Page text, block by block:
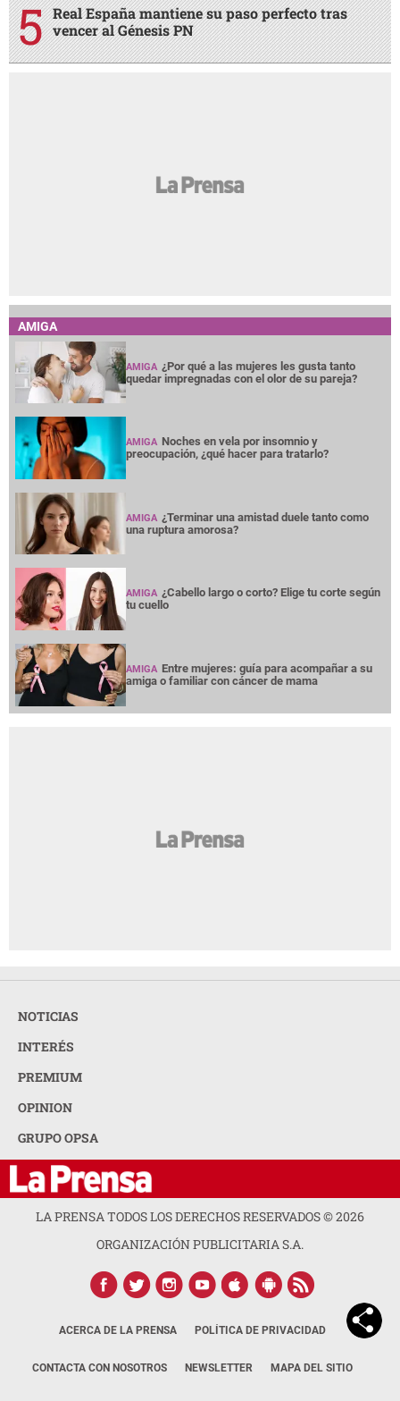
Real España mantiene su paso perfecto tras
vencer al Génesis PN
AMIGA
AMIGA ¿Por qué a las mujeres les gusta tanto
quedar impregnadas con el olor de su pareja?
AMIGA Noches en vela por insomnio y
preocupación, ¿qué hacer para tratarlo?
AMIGA ¿Terminar una amistad duele tanto como
una ruptura amorosa?
AMIGA ¿Cabello largo o corto? Elige tu corte según
tu cuello
AMIGA Entre mujeres: guía para acompañar a su
amiga o familiar con cáncer de mama
NOTICIAS
INTERÉS
PREMIUM
OPINION
GRUPO OPSA
LA PRENSA TODOS LOS DERECHOS RESERVADOS ©2026
ORGANIZACIÓN PUBLICITARIA S.A.
ACERCA DE LA PRENSA POLÍTICA DE PRIVACIDAD
CONTACTA CON NOSOTROS NEWSLETTER MAPA DEL SITIO